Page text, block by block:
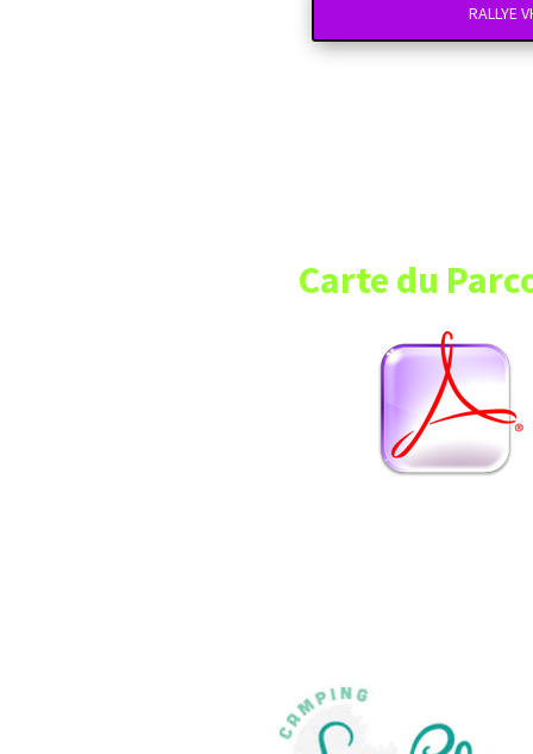
RALLYE
Carte du